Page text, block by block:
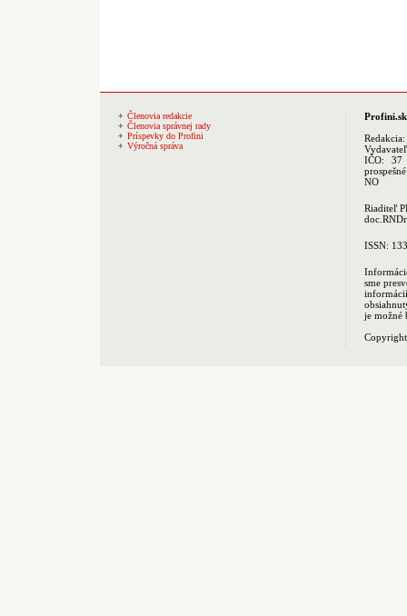
Členovia redakcie
Členovia správnej rady
Príspevky do Profini
Výročná správa
Profini.sk
Redakcia:
IČO: 37
NO
Riaditeľ
ISSN:
sme
je možné